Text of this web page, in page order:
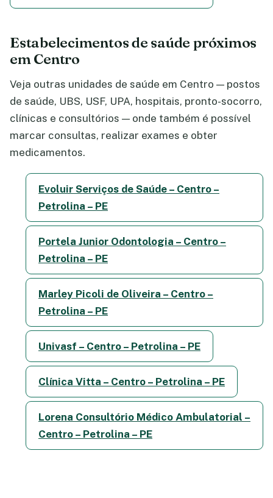
Estabelecimentos de saúde próximos
em Centro
Veja outras unidades de saúde em Centro — postos
de saúde, UBS, USF, UPA, hospitais, pronto-socorro,
clínicas e consultórios — onde também é possível
marcar consultas, realizar exames e obter
medicamentos.
Evoluir Serviços de Saúde – Centro –
Petrolina – PE
Portela Junior Odontologia – Centro –
Petrolina – PE
Marley Picoli de Oliveira – Centro –
Petrolina – PE
Univasf – Centro – Petrolina – PE
Clínica Vitta – Centro – Petrolina – PE
Lorena Consultório Médico Ambulatorial –
Centro – Petrolina – PE